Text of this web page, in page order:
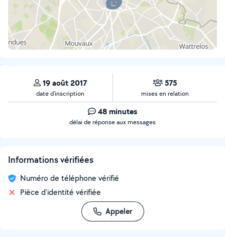
19 août 2017
date d’inscription
575
mises en relation
48 minutes
délai de réponse aux messages
Informations vérifiées
Numéro de téléphone vérifié
Pièce d'identité vérifiée
Appeler